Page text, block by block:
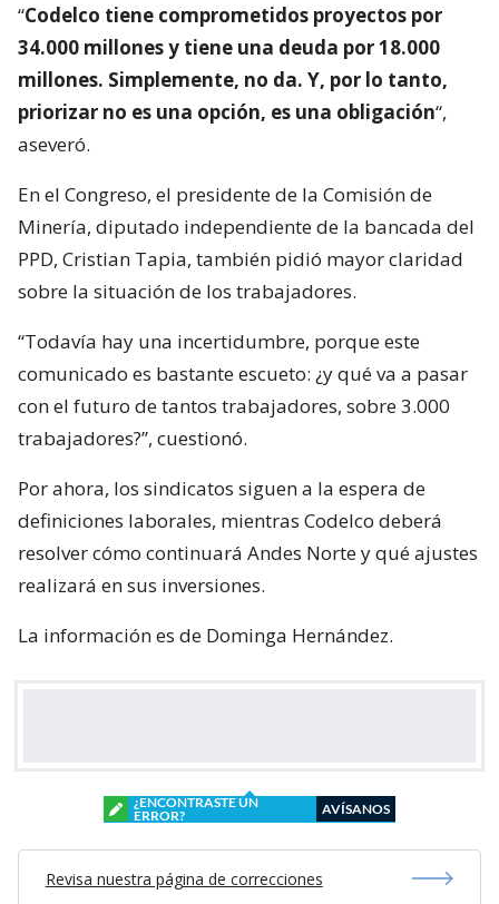
“Codelco tiene comprometidos proyectos por
34.000 millones y tiene una deuda por 18.000
millones. Simplemente, no da. Y, por lo tanto,
priorizar no es una opción, es una obligación“,
aseveró.
En el Congreso, el presidente de la Comisión de
Minería, diputado independiente de la bancada del
PPD, Cristian Tapia, también pidió mayor claridad
sobre la situación de los trabajadores.
“Todavía hay una incertidumbre, porque este
comunicado es bastante escueto: ¿y qué va a pasar
con el futuro de tantos trabajadores, sobre 3.000
trabajadores?”, cuestionó.
Por ahora, los sindicatos siguen a la espera de
definiciones laborales, mientras Codelco deberá
resolver cómo continuará Andes Norte y qué ajustes
realizará en sus inversiones.
La información es de Dominga Hernández.
¿ENCONTRASTE UN
ERROR?
AVÍSANOS
Revisa nuestra página de correcciones